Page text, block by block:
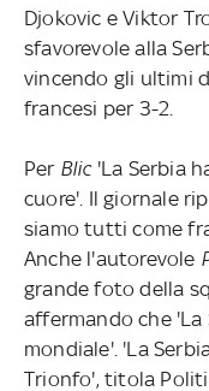
Djokovic e Viktor
sfavorevole alla
vincendo gli ultimi
francesi per 3-2.
Per Blic'La Serbia
cuore'. Il giornale
siamo tutti come
Anche l'autorevole
grande foto della
affermando che
mondiale'. 'La
Trionfo', titola